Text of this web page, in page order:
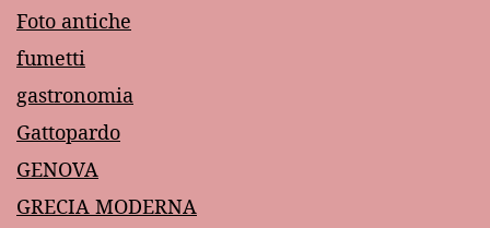
Foto antiche
fumetti
gastronomia
Gattopardo
GENOVA
GRECIA MODERNA